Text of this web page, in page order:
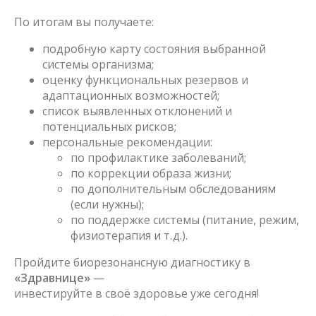
По итогам вы получаете:
подробную карту состояния выбранной
системы организма;
оценку функциональных резервов и
адаптационных возможностей;
список выявленных отклонений и
потенциальных рисков;
персональные рекомендации:
по профилактике заболеваний;
по коррекции образа жизни;
по дополнительным обследованиям
(если нужны);
по поддержке системы (питание, режим,
физиотерапия и т. д.).
Пройдите биорезонансную диагностику в
«Здравнице» —
инвестируйте в своё здоровье уже сегодня!